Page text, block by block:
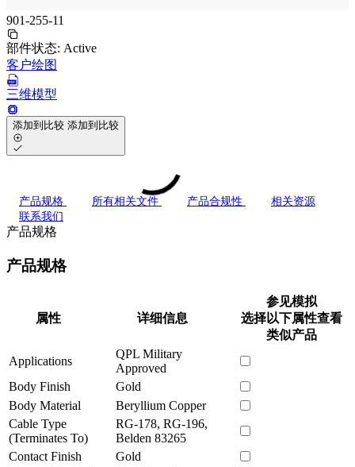
901-255-11
部件状态: Active
客户绘图
三维模型
添加到比较 添加到比较
产品规格 所有相关文件 产品合规性
相关资源
联系我们
产品规格
产品规格
属性 详细信息
参见模拟
选择以下属性查看
类似产品
Applications
QPL Military
Approved
Body Finish
Gold
Body Material
Beryllium Copper
Cable Type
(Terminates To)
RG-178, RG-196,
Belden 83265
Contact Finish
Gold